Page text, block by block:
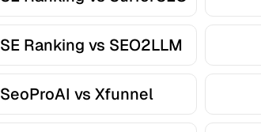
SE Ranking vs SEO2LLM
SeoProAI vs Xfunnel